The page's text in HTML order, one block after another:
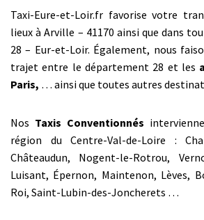
Taxi-Eure-et-Loir.fr favorise votre
lieux à Arville – 41170 ainsi que dans
28 – Eur-et-Loir. Également, nous
trajet entre le département 28 et les
Paris, … ainsi que toutes autres
Nos Taxis Conventionnés
région du Centre-Val-de-Loire :
Châteaudun, Nogent-le-Rotrou,
Luisant, Épernon, Maintenon, Lèves,
Roi, Saint-Lubin-des-Joncherets …